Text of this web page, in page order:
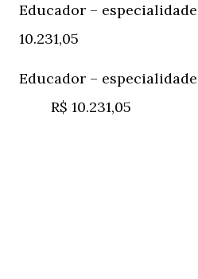
Educador –
10.231,05
Educador –
R$ 10.231,05